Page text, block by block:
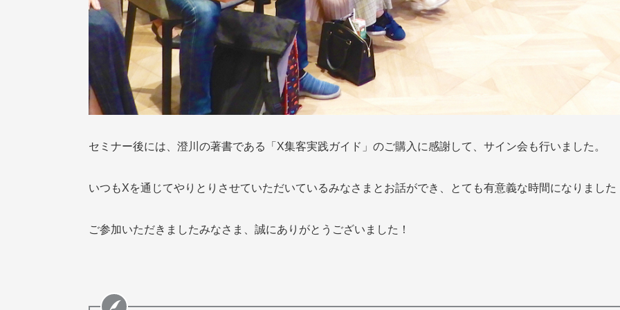
セミナー後には、澄川の著書である「X集客実践ガイド」のご購入に感謝して、サイン会も行いました。
いつもXを通じてやりとりさせていただいているみなさまとお話ができ、とても有意義な時間になりました
ご参加いただきましたみなさま、誠にありがとうございました！